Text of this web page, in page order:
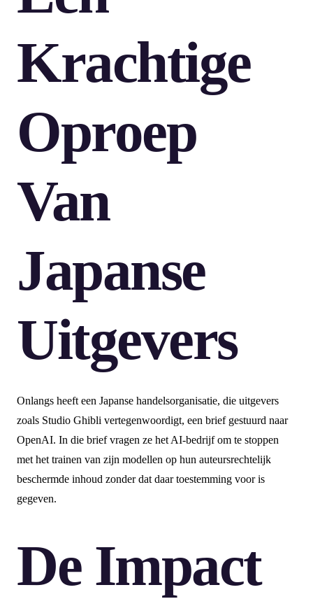
Krachtige
Oproep
Van
Japanse
Uitgevers
Onlangs heeft een Japanse handelsorganisatie, die uitgevers
zoals Studio Ghibli vertegenwoordigt, een brief gestuurd naar
OpenAI. In die brief vragen ze het AI-bedrijf om te stoppen
met het trainen van zijn modellen op hun auteursrechtelijk
beschermde inhoud zonder dat daar toestemming voor is
gegeven.
De Impact